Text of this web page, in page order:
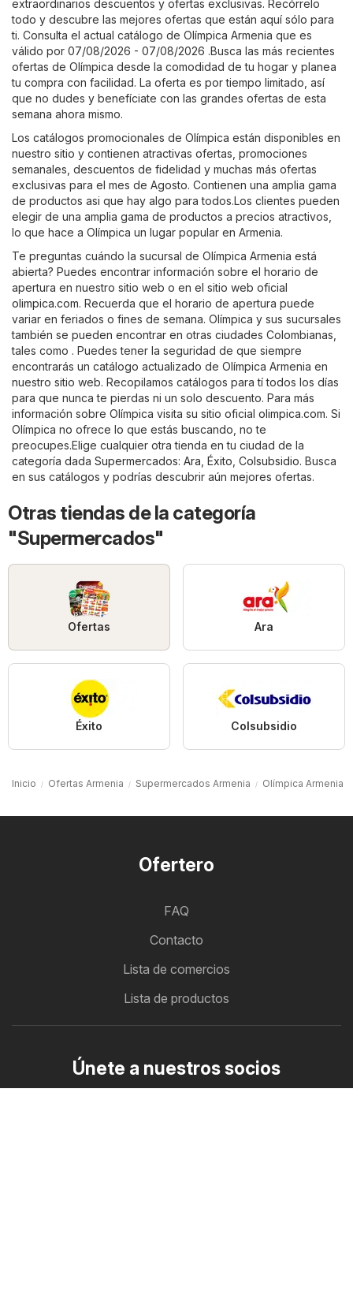
extraordinarios descuentos y ofertas exclusivas. Recórrelo
todo y descubre las mejores ofertas que están aquí sólo para
ti. Consulta el actual catálogo de Olímpica Armenia que es
válido por 07/08/2026 - 07/08/2026 .Busca las más recientes
ofertas de Olímpica desde la comodidad de tu hogar y planea
tu compra con facilidad. La oferta es por tiempo limitado, así
que no dudes y benefíciate con las grandes ofertas de esta
semana ahora mismo.
Los catálogos promocionales de Olímpica están disponibles en
nuestro sitio y contienen atractivas ofertas, promociones
semanales, descuentos de fidelidad y muchas más ofertas
exclusivas para el mes de Agosto. Contienen una amplia gama
de productos asi que hay algo para todos.Los clientes pueden
elegir de una amplia gama de productos a precios atractivos,
lo que hace a Olímpica un lugar popular en Armenia.
Te preguntas cuándo la sucursal de Olímpica Armenia está
abierta? Puedes encontrar información sobre el horario de
apertura en nuestro sitio web o en el sitio web oficial
olimpica.com. Recuerda que el horario de apertura puede
variar en feriados o fines de semana. Olímpica y sus sucursales
también se pueden encontrar en otras ciudades Colombianas,
tales como . Puedes tener la seguridad de que siempre
encontrarás un catálogo actualizado de Olímpica Armenia en
nuestro sitio web. Recopilamos catálogos para tí todos los días
para que nunca te pierdas ni un solo descuento. Para más
información sobre Olímpica visita su sitio oficial olimpica.com. Si
Olímpica no ofrece lo que estás buscando, no te
preocupes.Elige cualquier otra tienda en tu ciudad de la
categoría dada Supermercados: Ara Éxito Colsubsidio. Busca
en sus catálogos y podrías descubrir aún mejores ofertas.
Otras tiendas de la categoría
"Supermercados"
Ofertas Ara
Éxito Colsubsidio
Inicio Ofertas Armenia Supermercados Armenia Olímpica Armenia
Ofertero
FAQ
Contacto
Lista de comercios
Lista de productos
Únete a nuestros socios